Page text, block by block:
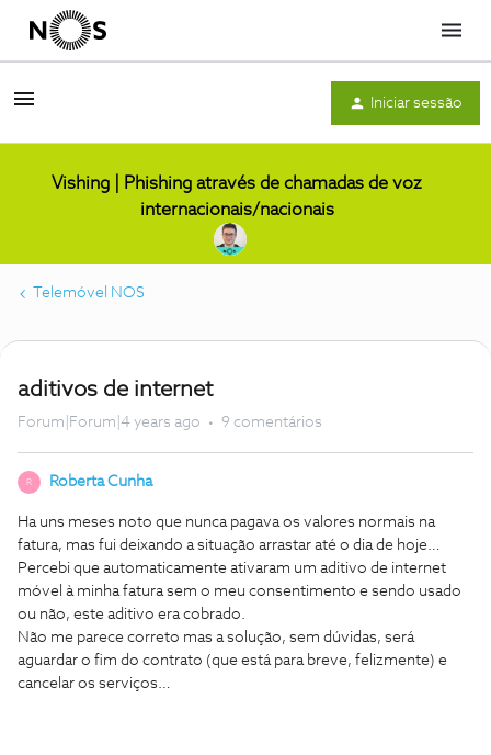
Menu
Iniciar sessão
Vishing | Phishing através de chamadas de voz
internacionais/nacionais
Telemóvel NOS
aditivos de internet
Forum|Forum|4 years ago 9 comentários
R Roberta Cunha
Ha uns meses noto que nunca pagava os valores normais na
fatura, mas fui deixando a situação arrastar até o dia de hoje…
Percebi que automaticamente ativaram um aditivo de internet
móvel à minha fatura sem o meu consentimento e sendo usado
ou não, este aditivo era cobrado.
Não me parece correto mas a solução, sem dúvidas, será
aguardar o fim do contrato (que está para breve, felizmente) e
cancelar os serviços…